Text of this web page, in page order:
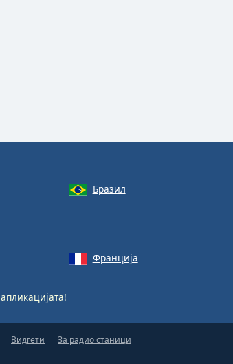
Бразил
Франција
апликацијата!
Видгети За радио станици